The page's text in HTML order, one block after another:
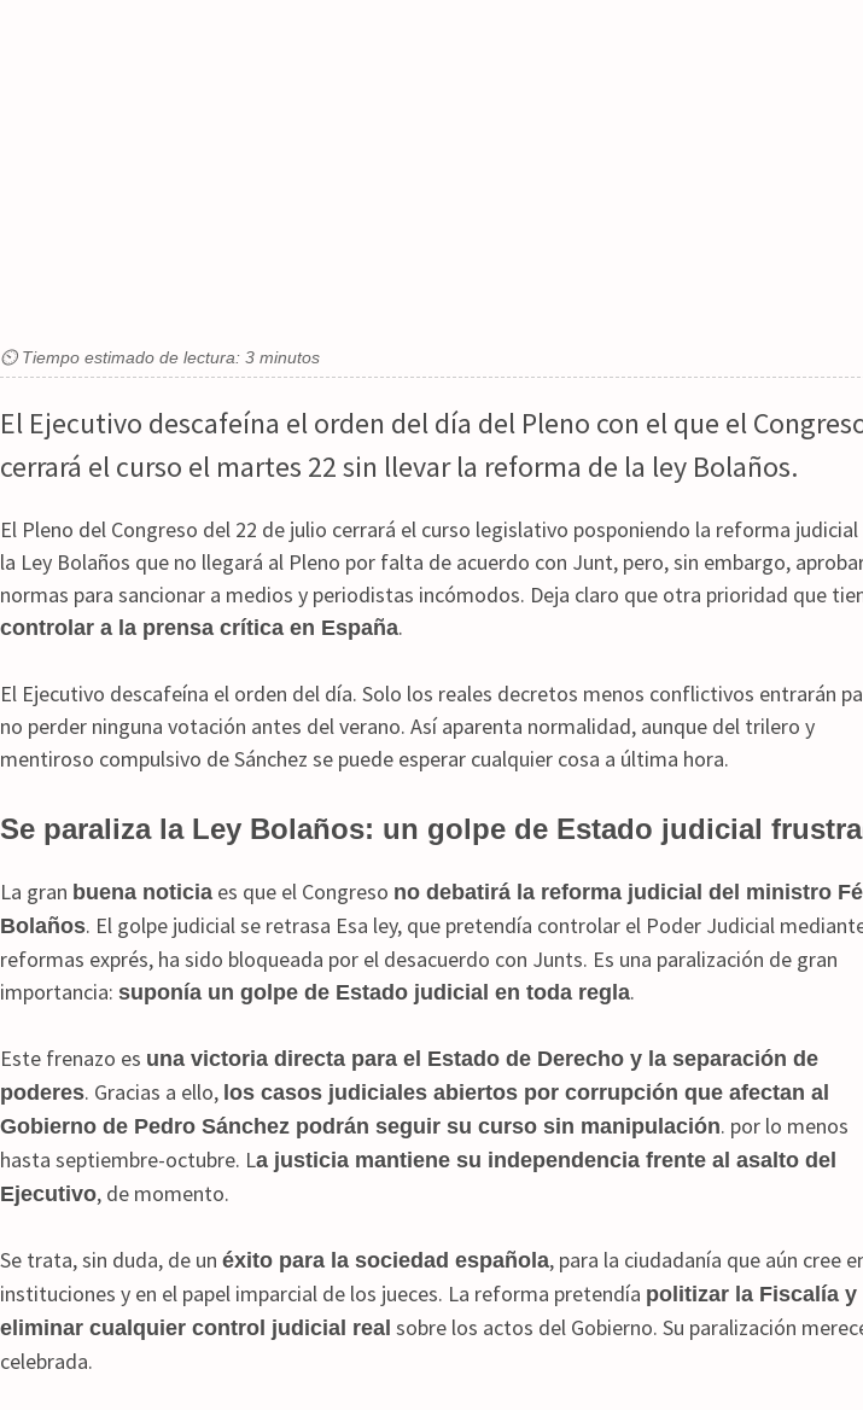
⏲ Tiempo estimado de lectura: 3 minutos
El Ejecutivo descafeína el orden del día del Pleno con el que el
cerrará el curso el martes 22 sin llevar la reforma de la ley Bolaños.
El Pleno del Congreso del 22 de julio cerrará el curso legislativo posponiendo la reforma judicial
la Ley Bolaños que no llegará al Pleno por falta de acuerdo con Junt, pero, sin embargo,
normas para sancionar a medios y periodistas incómodos. Deja claro que otra prioridad que
controlar a la prensa crítica en España.
El Ejecutivo descafeína el orden del día. Solo los reales decretos menos conflictivos entrarán
no perder ninguna votación antes del verano. Así aparenta normalidad, aunque del trilero y
mentiroso compulsivo de Sánchez se puede esperar cualquier cosa a última hora.
Se paraliza la Ley Bolaños: un golpe de Estado judicial
La gran buena noticia es que el Congreso no debatirá la reforma judicial del ministro
Bolaños. El golpe judicial se retrasa Esa ley, que pretendía controlar el Poder Judicial
reformas exprés, ha sido bloqueada por el desacuerdo con Junts. Es una paralización de gran
importancia: suponía un golpe de Estado judicial en toda regla.
Este frenazo es una victoria directa para el Estado de Derecho y la separación de
poderes. Gracias a ello, los casos judiciales abiertos por corrupción que afectan al
Gobierno de Pedro Sánchez podrán seguir su curso sin manipulación. por lo menos
hasta septiembre-octubre. La justicia mantiene su independencia frente al asalto del
Ejecutivo, de momento.
Se trata, sin duda, de un éxito para la sociedad española, para la ciudadanía que aún cree
instituciones y en el papel imparcial de los jueces. La reforma pretendía politizar la Fiscalía y
eliminar cualquier control judicial real sobre los actos del Gobierno. Su paralización
celebrada.